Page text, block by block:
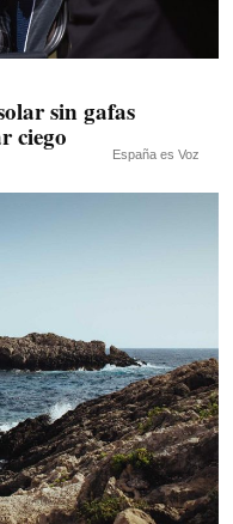
sin gafas
ciego
España es Voz